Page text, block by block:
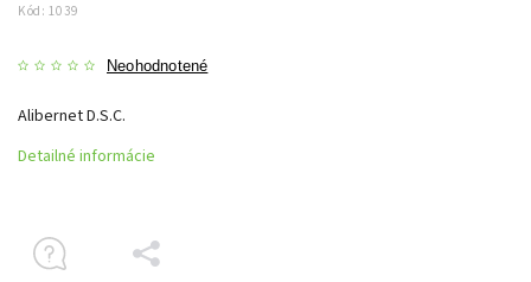
Kód: 1039
Neohodnotené
Alibernet D.S.C.
Detailné informácie